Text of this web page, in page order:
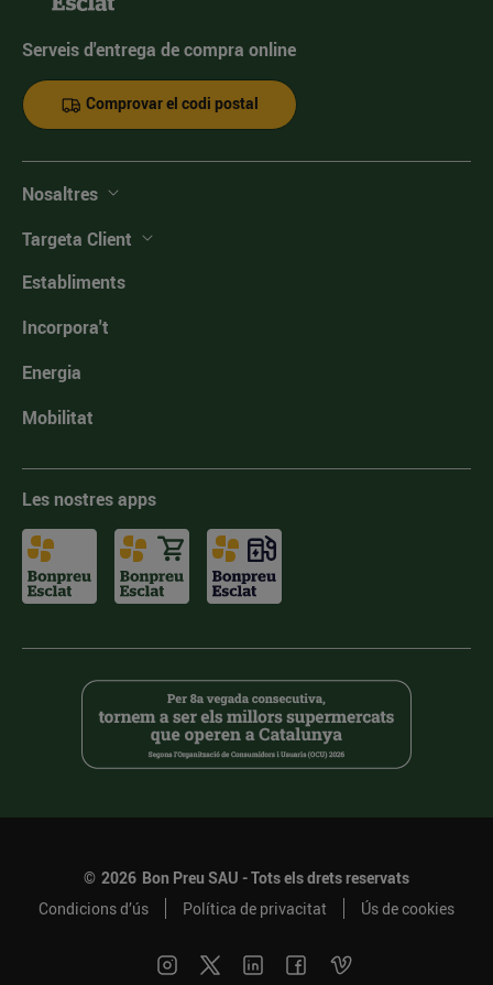
Serveis d'entrega de compra online
Comprovar el codi postal
Nosaltres
Targeta Client
Establiments
Incorpora't
Energia
Mobilitat
Les nostres apps
© 2026 Bon Preu SAU - Tots els drets reservats
Condicions d’ús
Política de privacitat Ús de cookies